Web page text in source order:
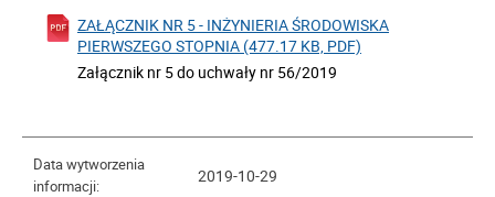
ZAŁĄCZNIK NR 5 - INŻYNIERIA ŚRODOWISKA
PIERWSZEGO STOPNIA (477.17 KB, PDF)
Załącznik nr 5 do uchwały nr 56/2019
Data wytworzenia
informacji:
2019-10-29